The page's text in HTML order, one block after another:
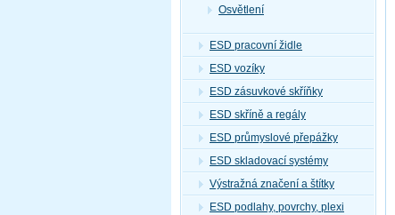
Osvětlení
ESD pracovní židle
ESD vozíky
ESD zásuvkové skříňky
ESD skříně a regály
ESD průmyslové přepážky
ESD skladovací systémy
Výstražná značení a štítky
ESD podlahy, povrchy, plexi